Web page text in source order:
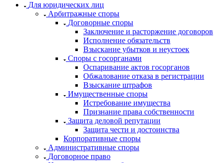
Для юридических лиц
Арбитражные споры
Договорные споры
Заключение и расторжение договоров
Исполнение обязательств
Взыскание убытков и неустоек
Споры с госорганами
Оспаривание актов госорганов
Обжалование отказа в регистрации
Взыскание штрафов
Имущественные споры
Истребование имущества
Признание права собственности
Защита деловой репутации
Защита чести и достоинства
Корпоративные споры
Административные споры
Договорное право